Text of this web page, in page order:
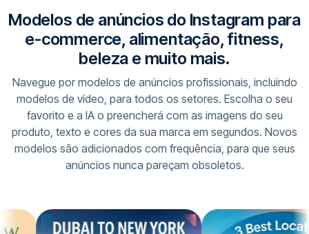
Modelos de anúncios do Instagram para
e-commerce, alimentação, fitness,
beleza e muito mais.
Navegue por modelos de anúncios profissionais, incluindo
modelos de vídeo, para todos os setores. Escolha o seu
favorito e a IA o preencherá com as imagens do seu
produto, texto e cores da sua marca em segundos. Novos
modelos são adicionados com frequência, para que seus
anúncios nunca pareçam obsoletos.